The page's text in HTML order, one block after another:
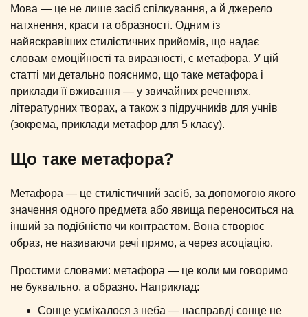
Мова — це не лише засіб спілкування, а й джерело
натхнення, краси та образності. Одним із
найяскравіших стилістичних прийомів, що надає
словам емоційності та виразності, є метафора. У цій
статті ми детально пояснимо, що таке метафора і
приклади її вживання — у звичайних реченнях,
літературних творах, а також з підручників для учнів
(зокрема, приклади метафор для 5 класу).
Що таке метафора?
Метафора — це стилістичний засіб, за допомогою якого
значення одного предмета або явища переноситься на
інший за подібністю чи контрастом. Вона створює
образ, не називаючи речі прямо, а через асоціацію.
Простими словами: метафора — це коли ми говоримо
не буквально, а образно. Наприклад:
Сонце усміхалося з неба — насправді сонце не